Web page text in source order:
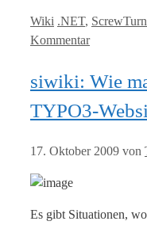
Kategorien
Wiki Tags
.NET,
Kommentar
siwiki: Wie
TYPO3-
17. Oktober 2009 von
Es gibt Situationen,